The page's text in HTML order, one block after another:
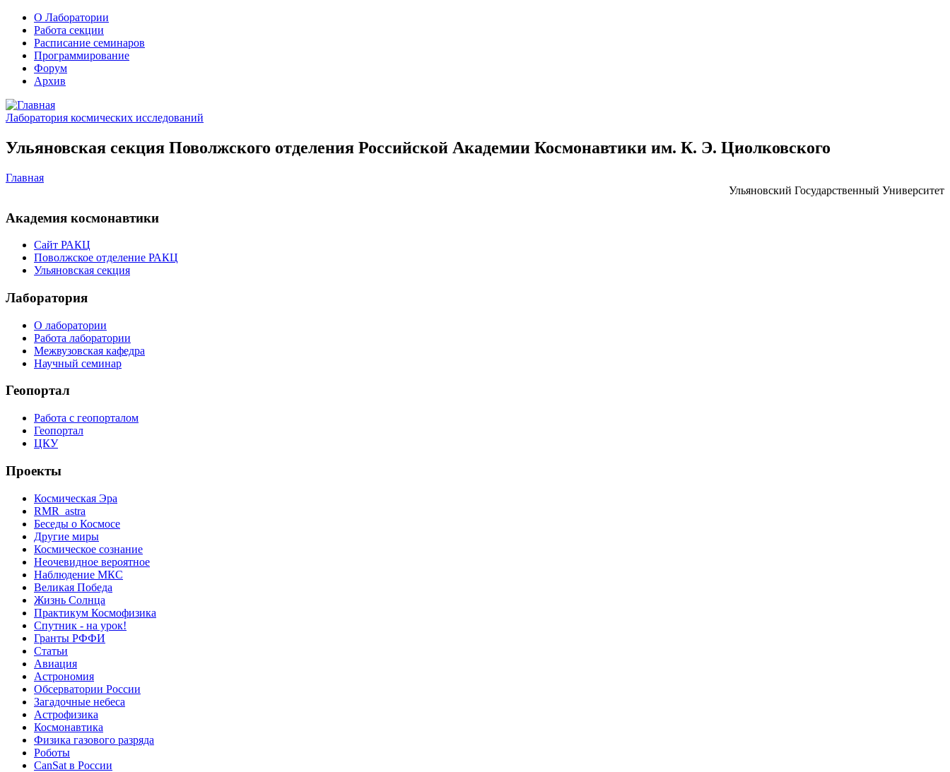
О Лаборатории
Работа секции
Расписание семинаров
Программирование
Форум
Архив
Лаборатория космических исследований
Ульяновская секция Поволжского отделения Российской Академии Космонавтики им. К. Э. Циолковского
Главная
Ульяновский Государственный Университет
Академия космонавтики
Сайт РАКЦ
Поволжское отделение РАКЦ
Ульяновская секция
Лаборатория
О лаборатории
Работа лаборатории
Межвузовская кафедра
Научный семинар
Геопортал
Работа с геопорталом
Геопортал
ЦКУ
Проекты
Космическая Эра
RMR_astra
Беседы о Космосе
Другие миры
Космическое сознание
Неочевидное вероятное
Наблюдение МКС
Великая Победа
Жизнь Солнца
Практикум Космофизика
Спутник - на урок!
Гранты РФФИ
Статьи
Авиация
Астрономия
Обсерватории России
Загадочные небеса
Астрофизика
Космонавтика
Физика газового разряда
Роботы
CanSat в России